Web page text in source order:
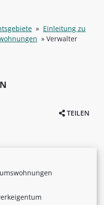
» Einleitung zu
» Verwalter
TEILEN